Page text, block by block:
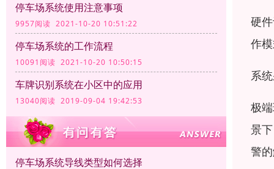
停车场系统使用注意事项
9957阅读 2021-10-20 10:51:22
停车场系统的工作流程
10091阅读 2021-10-20 10:50:15
车牌识别系统在小区中的应用
13040阅读 2019-09-04 19:42:53
停车场系统导线类型如何选择
硬
作
系
极
景
警